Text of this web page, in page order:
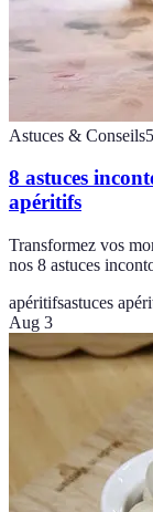
Astuces & Conseils5
8 astuces
apéritifs
Transformez vos
nos 8 astuces
apéritifsastuces
Aug 3